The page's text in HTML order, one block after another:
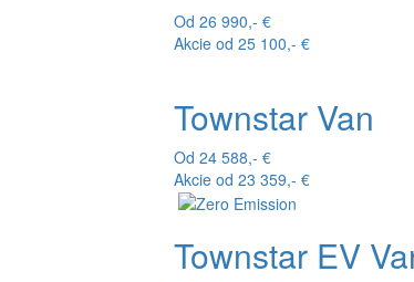
Od 26 990,- €
Akcie od 25 100,- €
Townstar Van
Od 24 588,- €
Akcie od 23 359,- €
Townstar EV